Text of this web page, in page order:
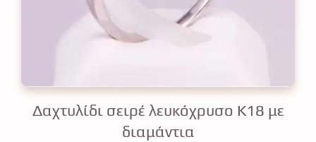
Δαχτυλίδι σειρέ λευκόχρυσο Κ18 με
διαμάντια